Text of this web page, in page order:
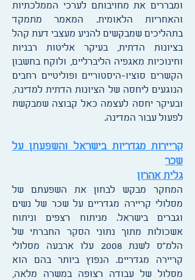
ומבררים את מחויבותם לערכי הממלכתיות
והאחריות הלאומית. המאמר מתמקד
בתהליכים שמבקשים להניע מעצבי דעת קהל
בציונות הדתית, בעיקר אליטות רבניות
וחינוכיות מאגפיה הליברליים, ולוקח בחשבון
הקשרים סוציו-היסטוריים ופוליטיים רחבים
הנוגעים ליחסה של הציונות הדתית למדינה,
ובעיקר יחסה לעצמה כאל קבוצה שמבקשת
לפעול עבור המדינה.
קריירות מגדריות בישראל והשפעתן על
שכר
גלית אהרון
המחקר מבקש לבחון את השפעתם של
מסלולי קריירה מגדריים על שכר של נשים
וגברים בישראל. מניתוח רצפים וניתוח
אשכולות מתוך נתוני הסקר החברתי של
הלמ"ס לשנת 2008 עלו ארבעה מסלולי
קריירה מגדריים. הנפוץ ביותר בהם הוא
מסלול של עבודה רצופה במשרה מלאה,